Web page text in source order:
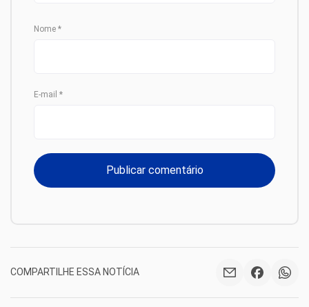
Nome *
E-mail *
COMPARTILHE ESSA NOTÍCIA